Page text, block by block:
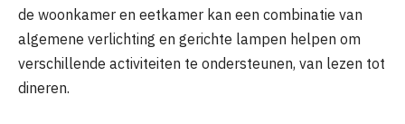
de woonkamer en eetkamer kan een combinatie van
algemene verlichting en gerichte lampen helpen om
verschillende activiteiten te ondersteunen, van lezen tot
dineren.